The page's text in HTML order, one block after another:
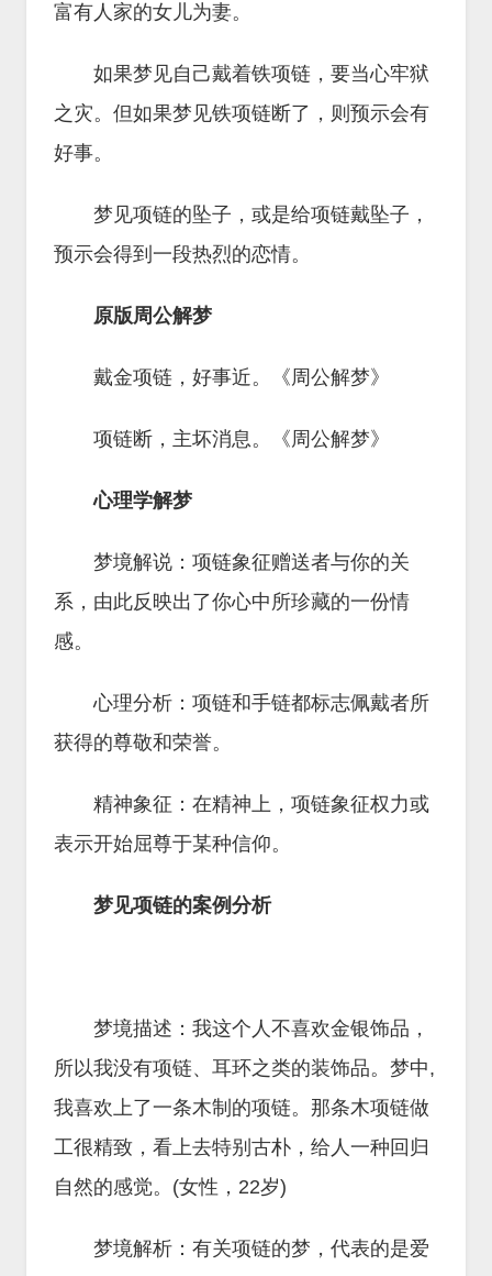
富有人家的女儿为妻。
如果梦见自己戴着铁项链，要当心牢狱
之灾。但如果梦见铁项链断了，则预示会有
好事。
梦见项链的坠子，或是给项链戴坠子，
预示会得到一段热烈的恋情。
原版周公解梦
戴金项链，好事近。《周公解梦》
项链断，主坏消息。《周公解梦》
心理学解梦
梦境解说：项链象征赠送者与你的关
系，由此反映出了你心中所珍藏的一份情
感。
心理分析：项链和手链都标志佩戴者所
获得的尊敬和荣誉。
精神象征：在精神上，项链象征权力或
表示开始屈尊于某种信仰。
梦见项链的案例分析
梦境描述：我这个人不喜欢金银饰品，
所以我没有项链、耳环之类的装饰品。梦中,
我喜欢上了一条木制的项链。那条木项链做
工很精致，看上去特别古朴，给人一种回归
自然的感觉。(女性，22岁)
梦境解析：有关项链的梦，代表的是爱